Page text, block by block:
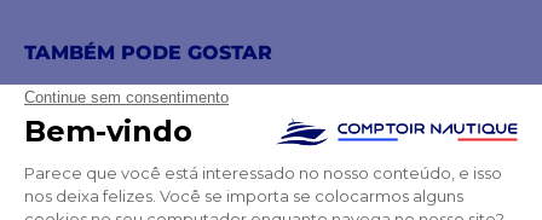
TAMBÉM PODE GOSTAR